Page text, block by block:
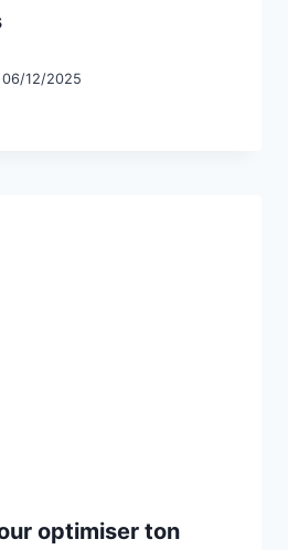
06/12/2025
optimiser ton